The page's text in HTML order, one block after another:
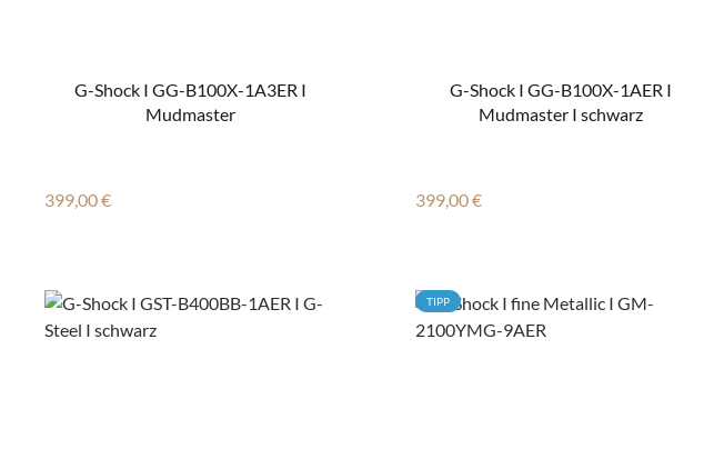
G-Shock I GG-B100X-1A3ER I
Mudmaster
Regulärer Preis:
399,00 €
G-Shock I GG-B100X-1AER I
Mudmaster I schwarz
Regulärer Preis:
399,00 €
TIPP